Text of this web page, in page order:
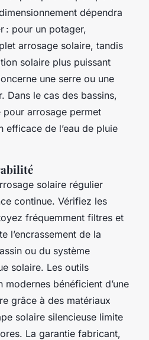
dépendra
: pour un potager,
arrosage solaire, tandis
solaire plus puissant
une serre ou une
Dans le cas des bassins,
pour arrosage permet
efficace de l’eau de pluie
solaire régulier
continue. Vérifiez les
fréquemment filtres et
l’encrassement de la
ou du système
solaire. Les outils
bénéficient d’une
grâce à des matériaux
solaire silencieuse limite
La garantie fabricant,